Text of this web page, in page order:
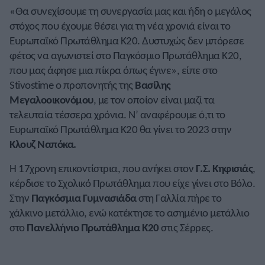
«Θα συνεχίσουμε τη συνεργασία μας και ήδη ο μεγάλος
στόχος που έχουμε θέσει για τη νέα χρονιά είναι το
Ευρωπαϊκό Πρωτάθλημα Κ20. Δυστυχώς δεν μπόρεσε
φέτος να αγωνιστεί στο Παγκόσμιο Πρωτάθλημα Κ20,
που μας άφησε μια πίκρα όπως έγινε», είπε στο
Stivostime ο προπονητής της Βασίλης
Μεγαλοοικονόμου, με τον οποίον είναι μαζί τα
τελευταία τέσσερα χρόνια. Ν’ αναφέρουμε ό,τι το
Ευρωπαϊκό Πρωτάθλημα Κ20 θα γίνει το 2023 στην
Κλουζ Ναπόκα.
Η 17χρονη επικοντίστρια, που ανήκει στον Γ.Σ. Κηφισιάς,
κέρδισε το Σχολικό Πρωτάθλημα που είχε γίνει στο Βόλο.
Στην Παγκόσμια Γυμνασιάδαστη Γαλλία πήρε το
χάλκινο μετάλλιο, ενώ κατέκτησε το ασημένιο μετάλλιο
στο Πανελλήνιο Πρωτάθλημα Κ20 στις Σέρρες.